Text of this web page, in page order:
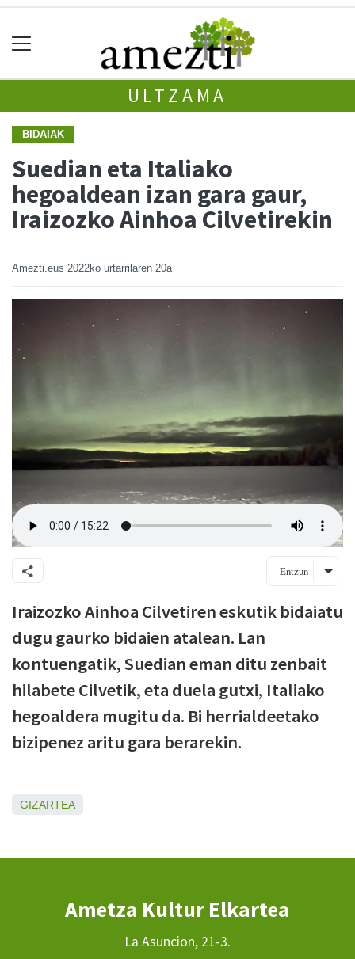
ULTZAMA
BIDAIAK
Suedian eta Italiako
hegoaldean izan gara gaur,
Iraizozko Ainhoa Cilvetirekin
Amezti.eus 2022ko urtarrilaren 20a
Entzun
Iraizozko Ainhoa Cilvetiren eskutik bidaiatu
dugu gaurko bidaien atalean. Lan
kontuengatik, Suedian eman ditu zenbait
hilabete Cilvetik, eta duela gutxi, Italiako
hegoaldera mugitu da. Bi herrialdeetako
bizipenez aritu gara berarekin.
GIZARTEA
Ametza Kultur Elkartea
La Asuncion, 21-3.